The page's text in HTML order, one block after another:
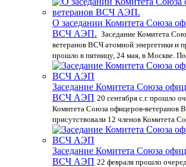
О заседании Комитета Союза
ВСЧ АЭП. Заседание Комитета
ветеранов ВСЧ атомной энергетики и
прошло в пятницу, 24 мая, в Москве.
Заседание Комитета Союза
ВСЧ АЭП 20 сентября с.г. прошло
Комитета Союза офицеров-
присутствовали 12 членов Комитета
Заседание Комитета Союза
ВСЧ АЭП 22 февраля прошло